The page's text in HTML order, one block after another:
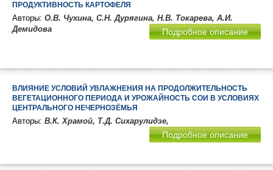
ПРОДУКТИВНОСТЬ КАРТОФЕЛЯ
Авторы: О.В. Чухина, С.Н. Дурягина, Н.В. Токарева, А.И.
Демидова
Подробное описание
ВЛИЯНИЕ УСЛОВИЙ УВЛАЖНЕНИЯ НА ПРОДОЛЖИТЕЛЬНОСТЬ
ВЕГЕТАЦИОННОГО ПЕРИОДА И УРОЖАЙНОСТЬ СОИ В УСЛОВИЯХ
ЦЕНТРАЛЬНОГО НЕЧЕРНОЗЁМЬЯ
Авторы: В.К. Храмой, Т.Д. Сихарулидзе,
Подробное описание